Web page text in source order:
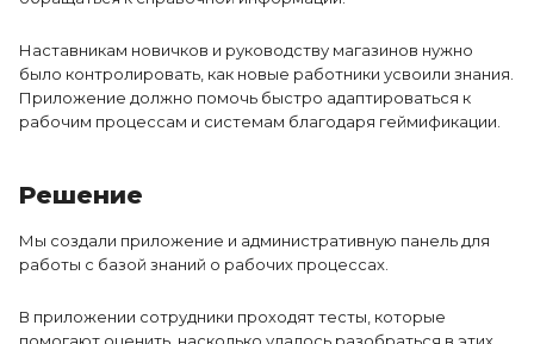
Наставникам новичков и руководству магазинов нужно
было контролировать, как новые работники усвоили знания.
Приложение должно помочь быстро адаптироваться к
рабочим процессам и системам благодаря геймификации.
Решение
Мы создали приложение и административную панель для
работы с базой знаний о рабочих процессах.
В приложении сотрудники проходят тесты, которые